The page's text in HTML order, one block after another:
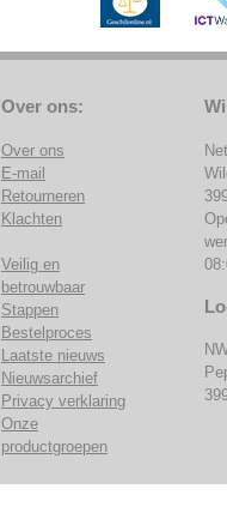
Over ons:
Over ons
E-mail
Retourneren
Klachten
Veilig en
betrouwbaar
Stappen
Bestelproces
Laatste nieuws
Nieuwsarchief
Privacy verklaring
Onze
productgroepen